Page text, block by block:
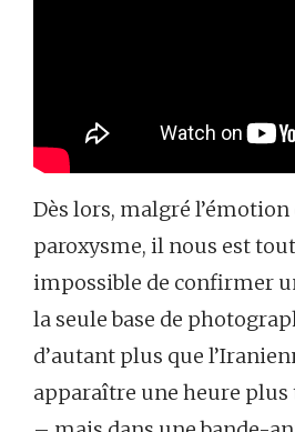
Dès lors, malgré l’émotion
paroxysme, il nous est
impossible de confirmer
la seule base de
d’autant plus que
apparaître une heure plus